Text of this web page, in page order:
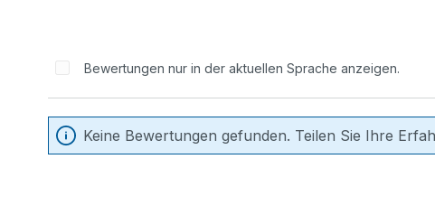
Bewertungen nur in der aktuellen Sprache anzeigen.
Keine Bewertungen gefunden. Teilen Sie Ihre